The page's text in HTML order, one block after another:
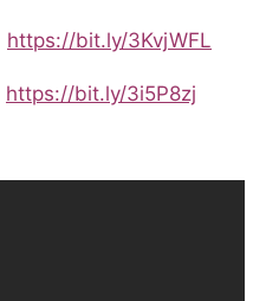
https://bit.ly/3KvjWFL
https://bit.ly/3i5P8zj